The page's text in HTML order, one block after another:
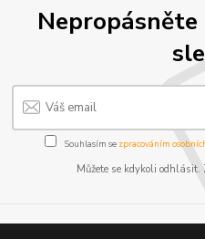
Nepropásněte
Souhlasím se zpracováním
Můžete se kdykoli